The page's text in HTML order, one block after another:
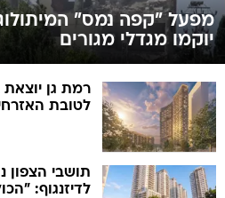
מפעל "קפה נמס"
יוקמו מגדלי מגורים
רמת גן
לטובת
תושבי הצפון
לדיזנגוף: